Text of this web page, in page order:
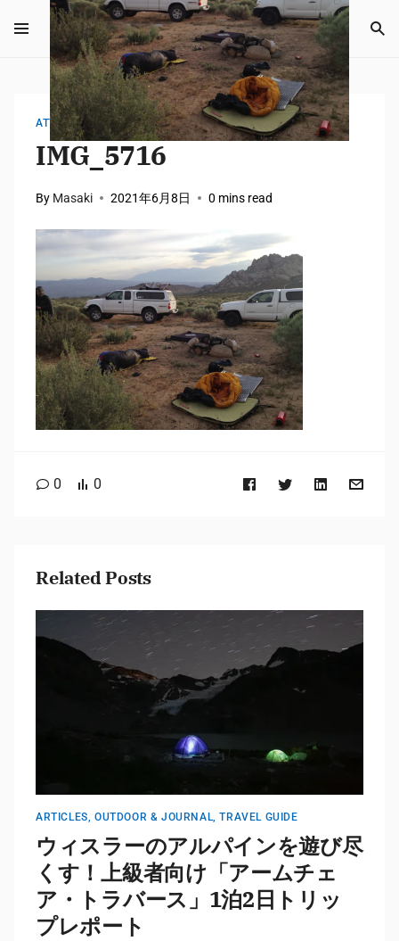
ATTACHMENT
IMG_5716
By Masaki 2021年6月8日 0 mins read
0 0
Related Posts
ARTICLES,OUTDOOR & JOURNAL,TRAVEL GUIDE
ウィスラーのアルパインを遊び尽
くす！上級者向け「アームチェ
ア・トラバース」1泊2日トリッ
プレポート